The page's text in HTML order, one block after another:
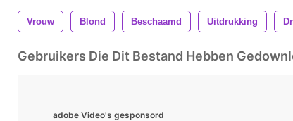
Vrouw Blond Beschaamd Uitdrukking
Gebruikers Die Dit Bestand Hebben
adobe Video's gesponsord